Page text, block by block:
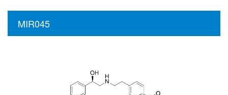
MIR045